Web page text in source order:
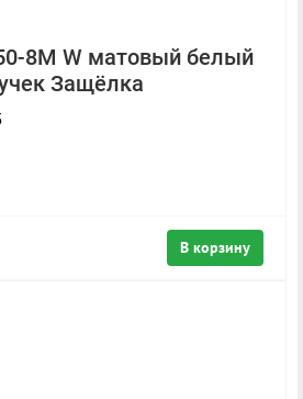
8M W матовый белый
Защёлка
В корзину